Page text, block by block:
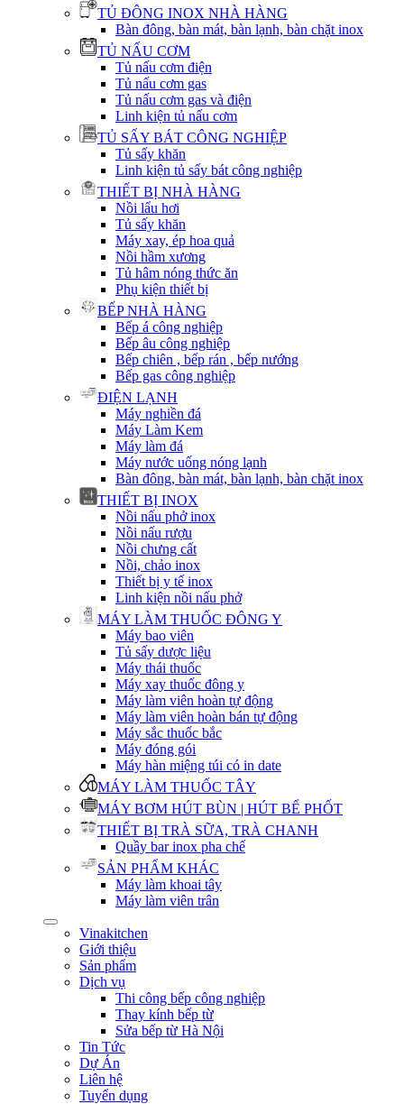
TỦ ĐÔNG INOX NHÀ HÀNG
Bàn đông, bàn mát, bàn lạnh, bàn chặt inox
TỦ NẤU CƠM
Tủ nấu cơm điện
Tủ nấu cơm gas
Tủ nấu cơm gas và điện
Linh kiện tủ nấu cơm
TỦ SẤY BÁT CÔNG NGHIỆP
Tủ sấy khăn
Linh kiện tủ sấy bát công nghiệp
THIẾT BỊ NHÀ HÀNG
Nồi lẩu hơi
Tủ sấy khăn
Máy xay, ép hoa quả
Nồi hầm xương
Tủ hâm nóng thức ăn
Phụ kiện thiết bị
BẾP NHÀ HÀNG
Bếp á công nghiệp
Bếp âu công nghiệp
Bếp chiên , bếp rán , bếp nướng
Bếp gas công nghiệp
ĐIỆN LẠNH
Máy nghiền đá
Máy Làm Kem
Máy làm đá
Máy nước uống nóng lạnh
Bàn đông, bàn mát, bàn lạnh, bàn chặt inox
THIẾT BỊ INOX
Nồi nấu phở inox
Nồi nấu rượu
Nồi chưng cất
Nồi, chảo inox
Thiết bị y tế inox
Linh kiện nồi nấu phở
MÁY LÀM THUỐC ĐÔNG Y
Máy bao viên
Tủ sấy dược liệu
Máy thái thuốc
Máy xay thuốc đông y
Máy làm viên hoàn tự động
Máy làm viên hoàn bán tự động
Máy sắc thuốc bắc
Máy đóng gói
Máy hàn miệng túi có in date
MÁY LÀM THUỐC TÂY
MÁY BƠM HÚT BÙN | HÚT BỂ PHỐT
THIẾT BỊ TRÀ SỮA, TRÀ CHANH
Quầy bar inox pha chế
SẢN PHẨM KHÁC
Máy làm khoai tây
Máy làm viên trân
Vinakitchen
Giới thiệu
Sản phẩm
Dịch vụ
Thi công bếp công nghiệp
Thay kính bếp từ
Sửa bếp từ Hà Nội
Tin Tức
Dự Án
Liên hệ
Tuyển dụng